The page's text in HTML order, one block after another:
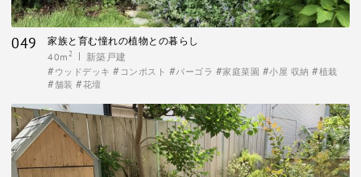
049
家族と育む憧れの植物との暮らし
40m 2 新築戸建
ウッドデッキ コンポスト パーゴラ 家庭菜園 小屋 収納
植栽
舗装
花壇